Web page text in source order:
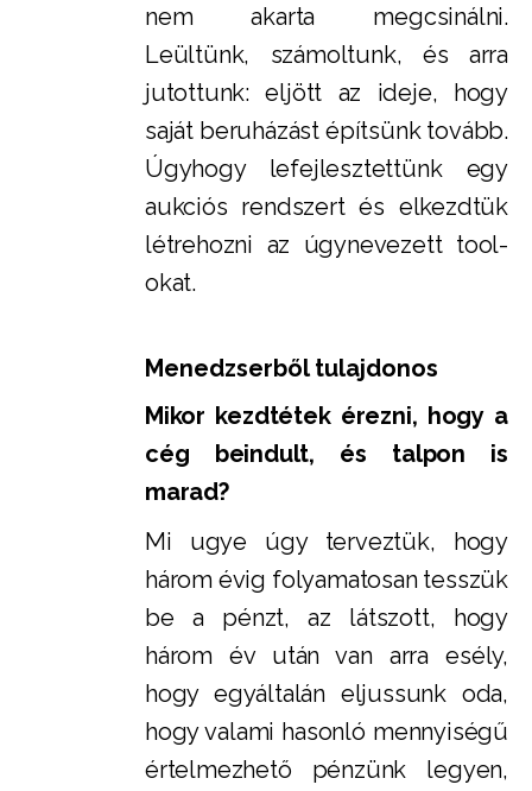
nem akarta megcsinálni.
Leültünk, számoltunk, és arra
jutottunk: eljött az ideje, hogy
saját beruházást építsünk tovább.
Úgyhogy lefejlesztettünk egy
aukciós rendszert és elkezdtük
létrehozni az úgynevezett tool-
okat.
Menedzserből tulajdonos
Mikor kezdtétek érezni, hogy a
cég beindult, és talpon is
marad?
Mi ugye úgy terveztük, hogy
három évig folyamatosan tesszük
be a pénzt, az látszott, hogy
három év után van arra esély,
hogy egyáltalán eljussunk oda,
hogy valami hasonló mennyiségű
értelmezhető pénzünk legyen,